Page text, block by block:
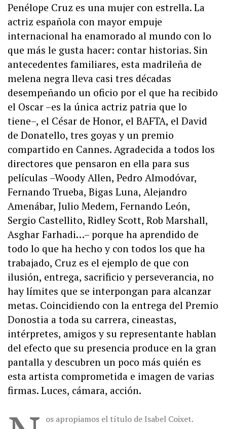
Penélope Cruz es una mujer con estrella. La
actriz española con mayor empuje
internacional ha enamorado al mundo con lo
que más le gusta hacer: contar historias. Sin
antecedentes familiares, esta madrileña de
melena negra lleva casi tres décadas
desempeñando un oficio por el que ha recibido
el Oscar –es la única actriz patria que lo
tiene–, el César de Honor, el BAFTA, el David
de Donatello, tres goyas y un premio
compartido en Cannes. Agradecida a todos los
directores que pensaron en ella para sus
películas –Woody Allen, Pedro Almodóvar,
Fernando Trueba, Bigas Luna, Alejandro
Amenábar, Julio Medem, Fernando León,
Sergio Castellito, Ridley Scott, Rob Marshall,
Asghar Farhadi…– porque ha aprendido de
todo lo que ha hecho y con todos los que ha
trabajado, Cruz es el ejemplo de que con
ilusión, entrega, sacrificio y perseverancia, no
hay límites que se interpongan para alcanzar
metas. Coincidiendo con la entrega del Premio
Donostia a toda su carrera, cineastas,
intérpretes, amigos y su representante hablan
del efecto que su presencia produce en la gran
pantalla y descubren un poco más quién es
esta artista comprometida e imagen de varias
firmas. Luces, cámara, acción.
os apropiamos el título de Isabel Coixet.